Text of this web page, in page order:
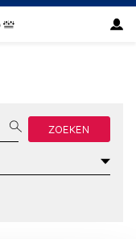
ZOEKEN